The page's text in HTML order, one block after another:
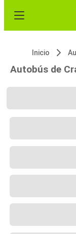
Inicio
Autobús de